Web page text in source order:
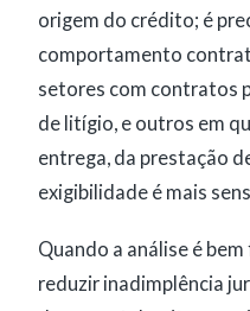
origem do crédito; é
comportamento
setores com contratos
de litígio, e outros em
entrega, da prestação
exigibilidade é mais
Quando a análise é
reduzir inadimplência